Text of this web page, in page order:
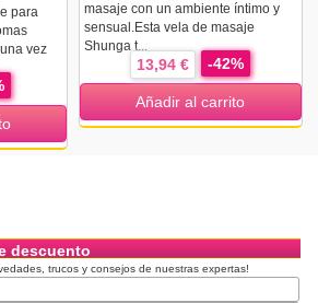
para
vez
masaje con un ambiente íntimo y
sensual.Esta vela de masaje
Shunga t...
13,94 € -42%
Añadir al carrito
descuento
trucos y consejos de nuestras expertas!